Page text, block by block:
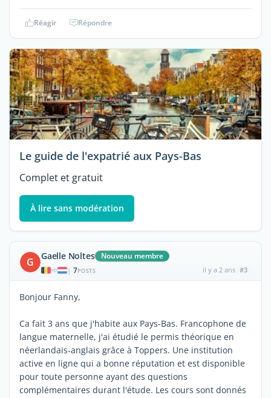
Réagir Répondre
Le guide de l'expatrié aux Pays-Bas
Complet et gratuit
À lire sans modération
G Gaelle Noltes Nouveau membre
| 7POSTS il y a 2 ans #3
Bonjour Fanny,
Ca fait 3 ans que j'habite aux Pays-Bas. Francophone de
langue maternelle, j'ai étudié le permis théorique en
néerlandais-anglais grâce à Toppers. Une institution
active en ligne qui a bonne réputation et est disponible
pour toute personne ayant des questions
complémentaires durant l'étude. Les cours sont donnés